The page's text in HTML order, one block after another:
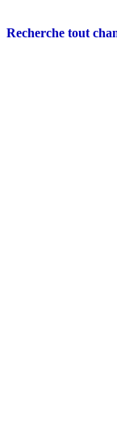
Recherche tout